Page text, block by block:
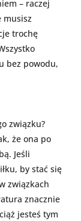
– raczej
musisz
trochę
bez powodu,
związku?
że ona po
Jeśli
by stać się
związkach
znacznie
jesteś tym